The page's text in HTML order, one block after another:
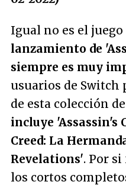
Igual no es el
lanzamiento de
siempre es muy
usuarios de
de esta colección de
incluye 'Assassin's
Creed: La
Revelations'. Por
los cortos